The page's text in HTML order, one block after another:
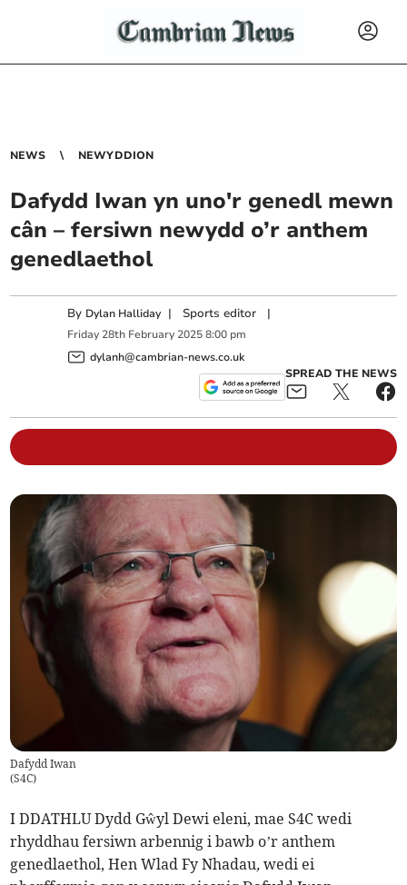
NEWS NEWYDDION
Dafydd Iwan yn uno'r genedl mewn
cân – fersiwn newydd o’r anthem
genedlaethol
By Dylan Halliday | Sports editor |
Friday 28th February 2025 8:00 pm
dylanh@cambrian-news.co.uk
SPREAD THE NEWS
Dafydd Iwan
(S4C)
I DDATHLU Dydd Gŵyl Dewi eleni, mae S4C wedi
rhyddhau fersiwn arbennig i bawb o’r anthem
genedlaethol, Hen Wlad Fy Nhadau, wedi ei